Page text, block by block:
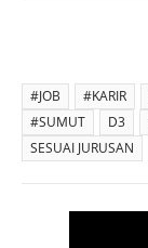
#JOB #KARIR
#SUMUT
D3
SESUAI JURUSAN